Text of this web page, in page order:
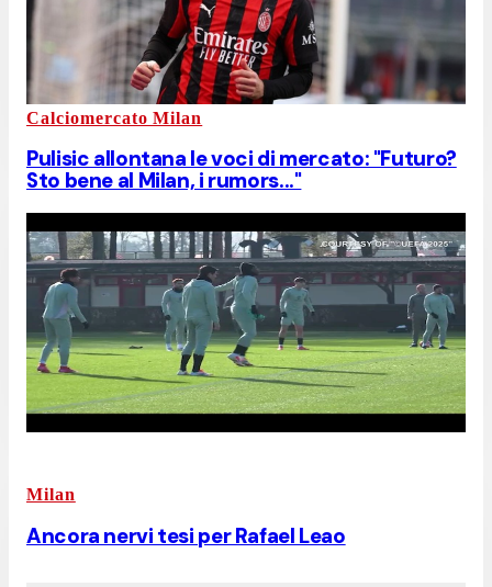
Calciomercato Milan
Pulisic allontana le voci di mercato: "Futuro?
Sto bene al Milan, i rumors..."
Milan
Ancora nervi tesi per Rafael Leao